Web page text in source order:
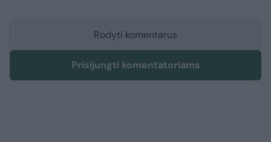
Rodyti komentarus
Prisijungti komentatoriams